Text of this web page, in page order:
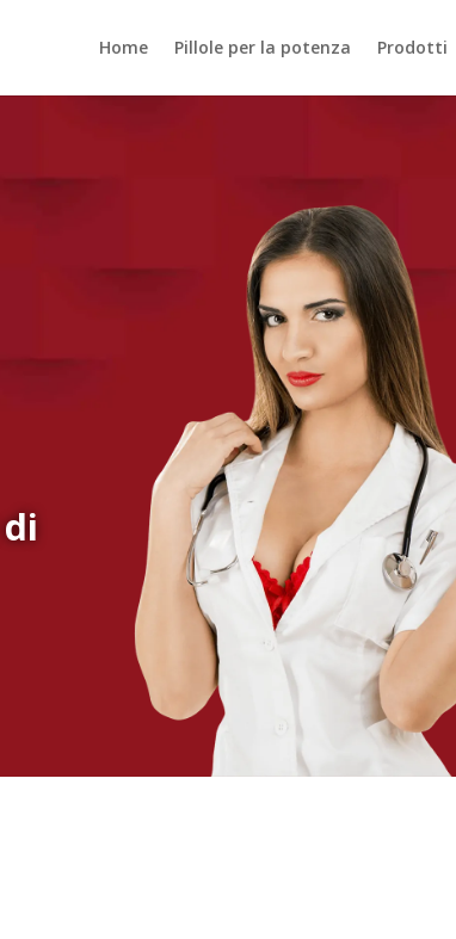
Home Pillole per la potenza Prodotti